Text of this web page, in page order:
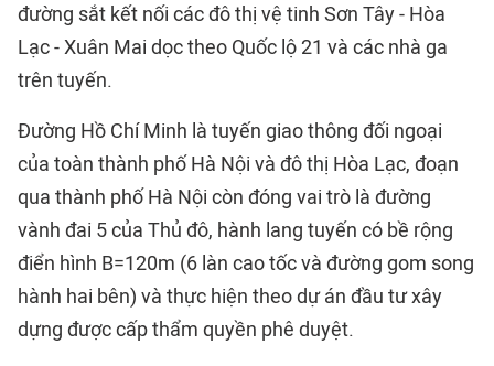
đường sắt kết nối các đô thị vệ tinh Sơn Tây - Hòa
Lạc - Xuân Mai dọc theo Quốc lộ 21 và các nhà ga
trên tuyến.
Đường Hồ Chí Minh là tuyến giao thông đối ngoại
của toàn thành phố Hà Nội và đô thị Hòa Lạc, đoạn
qua thành phố Hà Nội còn đóng vai trò là đường
vành đai 5 của Thủ đô, hành lang tuyến có bề rộng
điển hình B=120m (6 làn cao tốc và đường gom song
hành hai bên) và thực hiện theo dự án đầu tư xây
dựng được cấp thẩm quyền phê duyệt.